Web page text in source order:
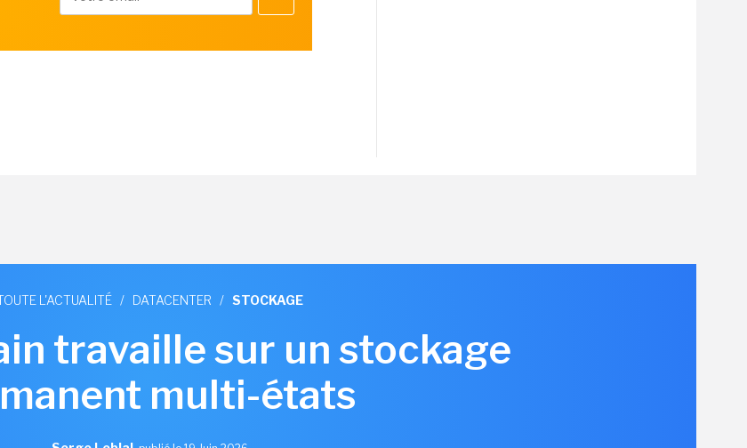
L'ACTUALITÉ / DATACENTER / STOCKAGE
travaille sur un stockage
multi-états